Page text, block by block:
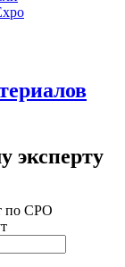
эксперту
по СРО